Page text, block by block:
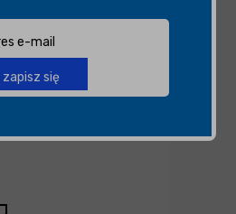
zapisz się